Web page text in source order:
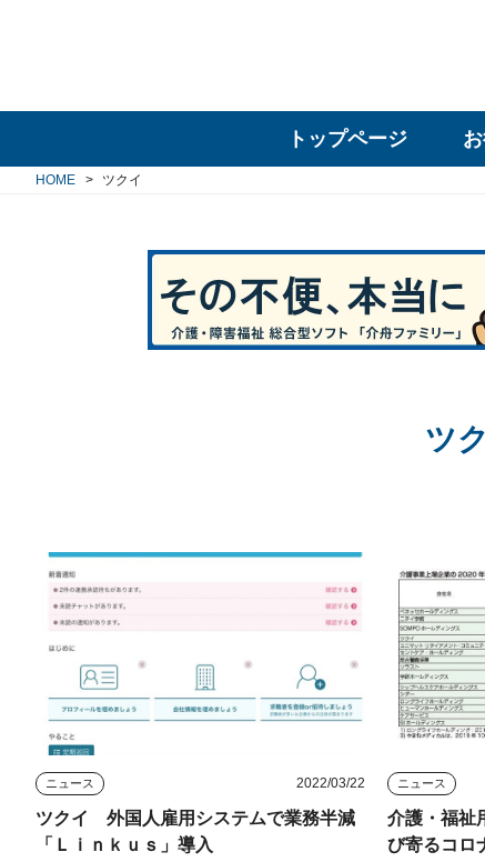
トップページ
HOME ツクイ
ツ
ニュース 2022/03/22
ツクイ 外国人雇用システムで業務半減
「Ｌｉｎｋｕｓ」導入
ニュース
介護・福祉
び寄るコロ